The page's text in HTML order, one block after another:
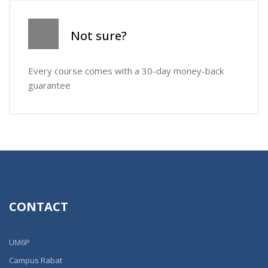
Not sure?
Every course comes with a 30-day money-back
guarantee
CONTACT
UM6P
Campus Rabat